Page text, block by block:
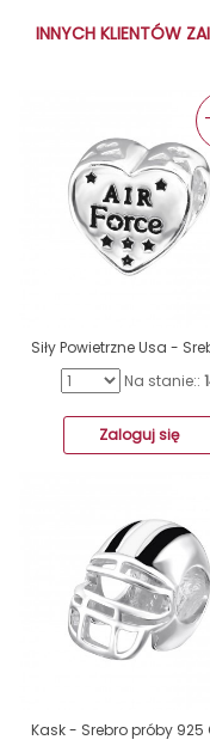
INNYCH KLIENTÓW
Na stanie::
Zaloguj się